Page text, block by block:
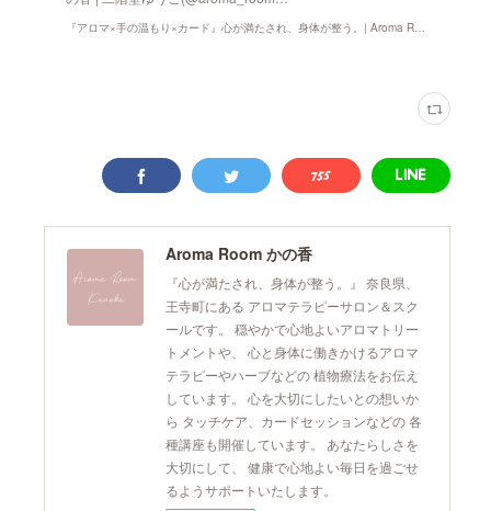
『アロマ×手の温もり×カード』心が満たされ、身体が整う。| Aroma Room かの香
Aroma Room かの香
『心が満たされ、身体が整う。』 奈良県、
王寺町にある アロマテラピーサロン＆スク
ールです。 穏やかで心地よいアロマトリー
トメントや、 心と身体に働きかけるアロマ
テラピーやハーブなどの 植物療法をお伝え
しています。 心を大切にしたいとの想いか
ら タッチケア、カードセッションなどの 各
種講座も開催しています。 あなたらしさを
大切にして、 健康で心地よい毎日を過ごせ
るようサポートいたします。